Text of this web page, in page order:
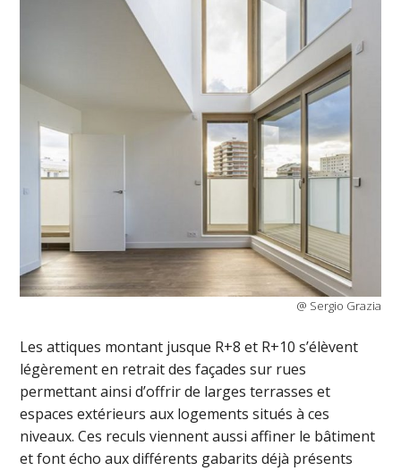
@ Sergio Grazia
Les attiques montant jusque R+8 et R+10 s’élèvent
légèrement en retrait des façades sur rues
permettant ainsi d’offrir de larges terrasses et
espaces extérieurs aux logements situés à ces
niveaux. Ces reculs viennent aussi affiner le bâtiment
et font écho aux différents gabarits déjà présents